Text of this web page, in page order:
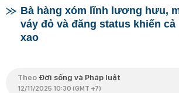
Bà hàng xóm lĩnh lương hưu,
váy đỏ và đăng status khiến
xao
Theo Đời sống và Pháp luật
12/11/2025 10:30 (GMT +7)